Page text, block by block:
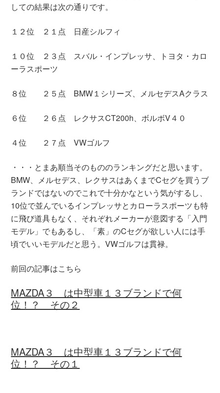
しての結果は次の通りです。
１２位 ２１点 日産シルフィ
１０位 ２３点 スバル・インプレッサ、トヨタ・カロ
ーラスポーツ
８位 ２５点 BMW１シリーズ、メルセデスAクラス
６位 ２６点 レクサスCT200h、ボルボV４０
４位 ２７点 VWゴルフ
・・・とまあ順当そのもののランキングだと思います。
BMW、メルセデス、レクサスはあくまでCセグを買うブ
ランドではないのでこれで十分かなという気がするし、
10位で並んでいるインプレッサとカローラスポーツも特
に飛び道具もなく、それぞれメーカーが意図する「入門
モデル」でもあるし、「素」のCセグが欲しい人には手
頃でいいモデルだと思う。VWゴルフは貫禄。
前回の記事はこちら
MAZDA３ は中型車１３ブランドで何
位！？ その２
MAZDA３ は中型車１３ブランドで何
位！？ その１